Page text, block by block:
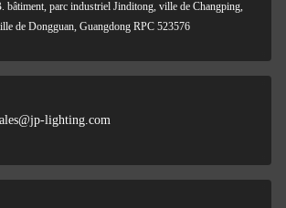
bâtiment, parc industriel Jinditong, ville de Changping,
de Dongguan, Guangdong RPC 523576
lighting.com